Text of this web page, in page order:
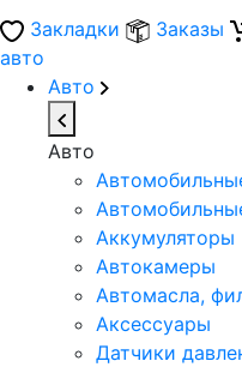
Закладки
Заказы
авто
Авто
Авто
Аккумуляторы
Автокамеры
Автомасла,
Аксессуары
Датчики